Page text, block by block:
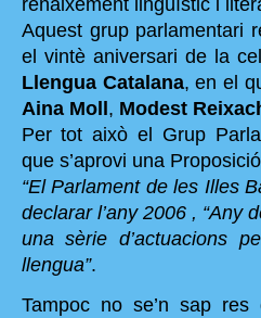
Aquest grup parlamentari
el vintè aniversari de la
Llengua Catalana, en el
Aina Moll, Modest
Per tot això el Grup
que s’aprovi una
“El Parlament de les Illes
declarar l’any 2006 , “Any
una sèrie d’actuacions
llengua”.
Tampoc no se’n sap